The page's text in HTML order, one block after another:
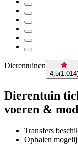
Dierentuinen
4,5(1.014
Dierentuin
voeren &
Transfers
Ophalen